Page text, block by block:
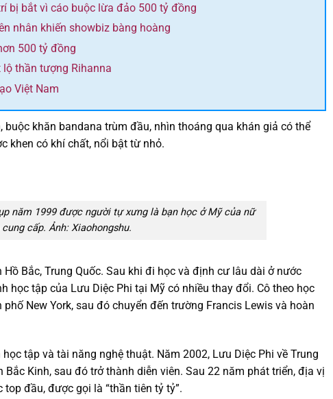
bị bắt vì cáo buộc lừa đảo 500 tỷ đồng
nhân khiến showbiz bàng hoàng
500 tỷ đồng
thần tượng Rihanna
Việt Nam
khăn bandana trùm đầu, nhìn thoáng qua khán giả có thể
khen có khí chất, nổi bật từ nhỏ.
năm 1999 được người tự xưng là bạn học ở Mỹ của nữ
cấp. Ảnh: Xiaohongshu.
Bắc, Trung Quốc. Sau khi đi học và định cư lâu dài ở nước
học tập của Lưu Diệc Phi tại Mỹ có nhiều thay đổi. Cô theo học
New York, sau đó chuyển đến trường Francis Lewis và hoàn
tập và tài năng nghệ thuật. Năm 2002, Lưu Diệc Phi về Trung
Kinh, sau đó trở thành diễn viên. Sau 22 năm phát triển, địa vị
đầu, được gọi là “thần tiên tỷ tỷ”.